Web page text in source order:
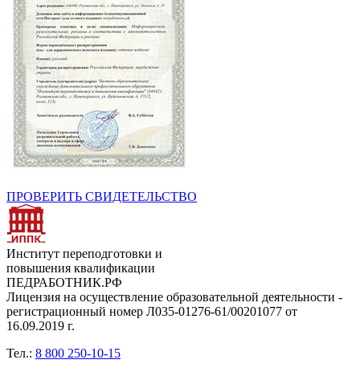
ПРОВЕРИТЬ СВИДЕТЕЛЬСТВО
Институт переподготовки и
повышения квалификации
ПЕДРАБОТНИК.РФ
Лицензия на осуществление образовательной деятельности -
регистрационный номер Л035-01276-61/00201077 от
16.09.2019 г.
Тел.: 8 800 250-10-15